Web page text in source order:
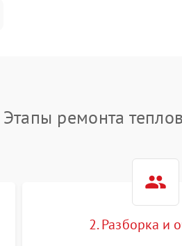
Этапы ремонта
2. Разборка и